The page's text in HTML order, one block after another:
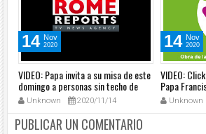
14 Nov
2020
VIDEO: Papa invita a su misa de este
domingo a personas sin techo de
RomaUnknown 2020/11/14
14 Nov
2020
VIDEO:
Papa
2020 - Tele
Unknown
PUBLICAR UN COMENTARIO